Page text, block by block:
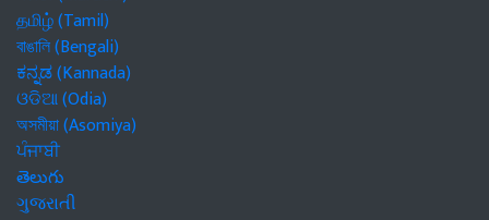
தமிழ் (Tamil)
বাঙালি (Bengali)
ಕನ್ನಡ (Kannada)
ଓଡିଆ (Odia)
অসমীয়া (Asomiya)
ਪੰਜਾਬੀ
తెలుగు
ગુજરાતી